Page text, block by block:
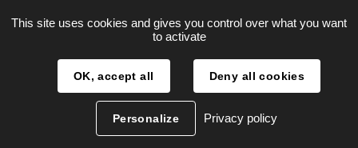
Nous contacter
les 14 et 15 septembre 2024
This site uses cookies and gives you control over what you want
to activate
OK, accept all Deny all cookies
Personalize Privacy policy